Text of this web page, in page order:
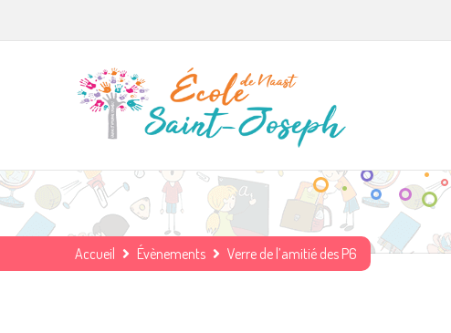
Accueil Évènements Verre de l’amitié des P6